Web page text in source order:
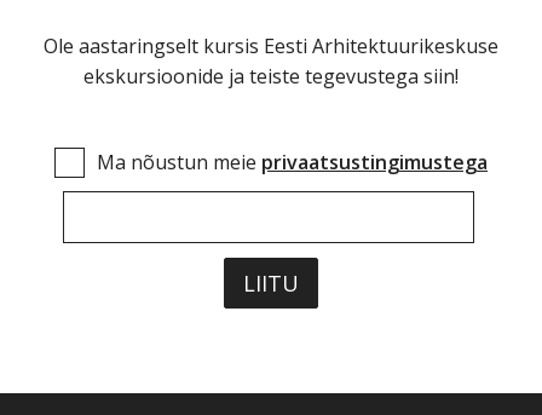
Ole aastaringselt kursis Eesti Arhitektuurikeskuse
ekskursioonide ja teiste tegevustega siin!
Ma nõustun meie privaatsustingimustega